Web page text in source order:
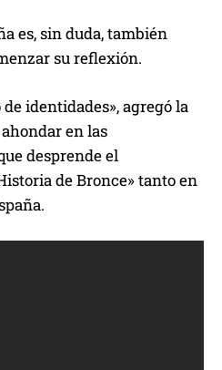
es, sin duda, también
su reflexión.
identidades», agregó la
en las
desprende el
de Bronce» tanto en